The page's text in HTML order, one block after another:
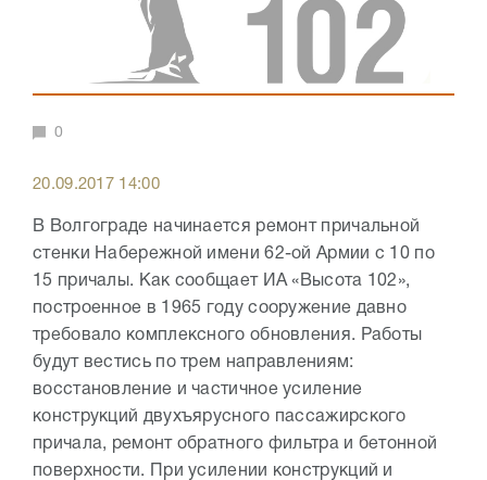
0
20.09.2017 14:00
В Волгограде начинается ремонт причальной
стенки Набережной имени 62-ой Армии с 10 по
15 причалы. Как сообщает ИА «Высота 102»,
построенное в 1965 году сооружение давно
требовало комплексного обновления. Работы
будут вестись по трем направлениям:
восстановление и частичное усиление
конструкций двухъярусного пассажирского
причала, ремонт обратного фильтра и бетонной
поверхности. При усилении конструкций и